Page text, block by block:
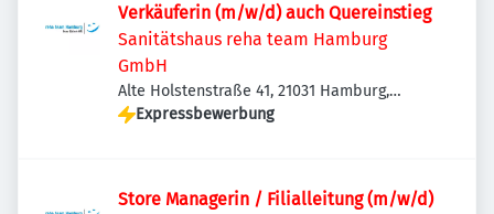
Verkäuferin (m/w/d) auch Quereinstieg
Sanitätshaus reha team Hamburg
GmbH
Alte Holstenstraße 41, 21031 Hamburg,
Deutschland
Expressbewerbung
Store Managerin / Filialleitung (m/w/d)